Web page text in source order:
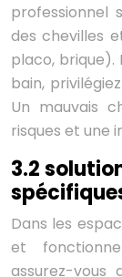
professionnel
des chevilles
placo, brique).
bain,
Un mauvais
risques et une
3.2
Dans les
et
assurez-